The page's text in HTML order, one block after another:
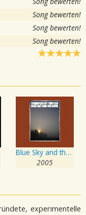
Song bewerten!
Song bewerten!
Song bewerten!
Blue Sky and the Devil
2005
experimentelle